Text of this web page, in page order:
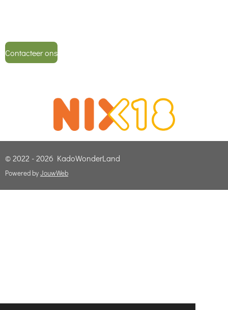
Contacteer ons
© 2022 - 2026 KadoWonderLand
Powered byJouwWeb